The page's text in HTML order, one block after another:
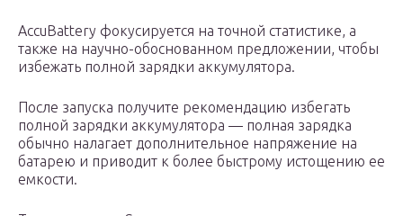
AccuBattery фокусируется на точной статистике, а
также на научно-обоснованном предложении, чтобы
избежать полной зарядки аккумулятора.
После запуска получите рекомендацию избегать
полной зарядки аккумулятора — полная зарядка
обычно налагает дополнительное напряжение на
батарею и приводит к более быстрому истощению ее
емкости.